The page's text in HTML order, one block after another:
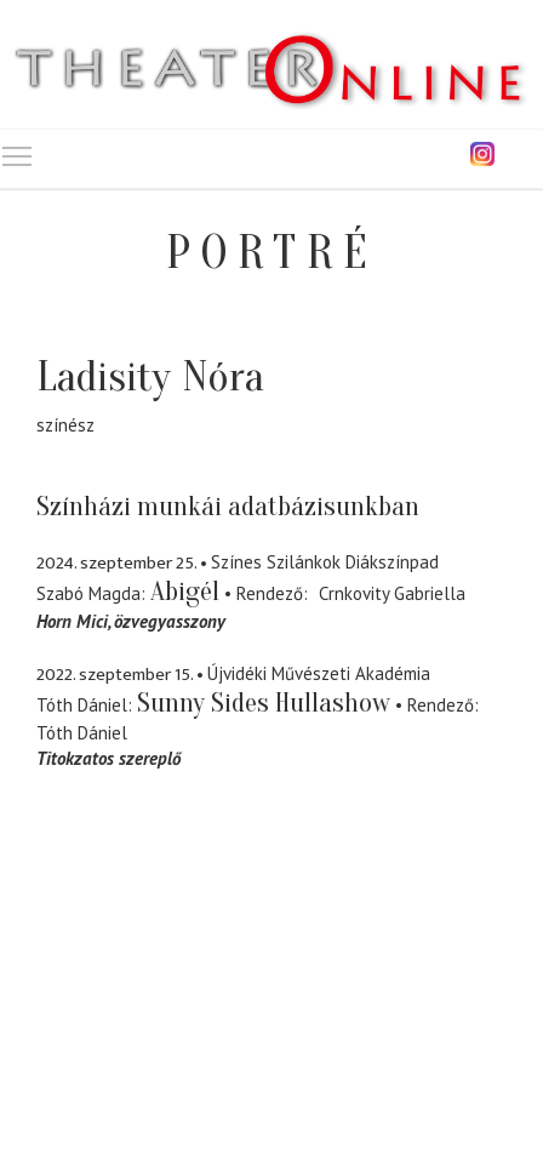
PORTRÉ
Ladisity Nóra
színész
Színházi munkái adatbázisunkban
2024. szeptember 25.
Színes Szilánkok Diákszínpad
Szabó Magda Abigél Rendező
Crnkovity Gabriella
Horn Mici özvegyasszony
2022. szeptember 15.
Újvidéki Művészeti Akadémia
Tóth Dániel Sunny Sides Hullashow
Rendező
Tóth Dániel
Titokzatos szereplő